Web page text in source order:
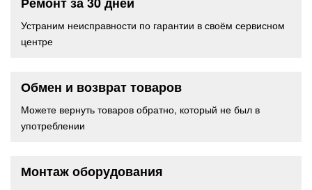
Устраним неисправности по гарантии в своём сервисном
центре
Обмен и возврат товаров
Можете вернуть товаров обратно, который не был в
употреблении
Монтаж оборудования